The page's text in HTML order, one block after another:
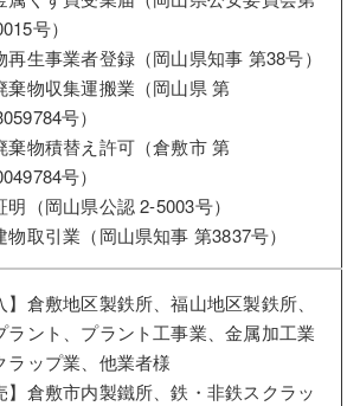
号）
再生事業者登録（岡山県知事 第38号）
棄物収集運搬業（岡山県 第
号）
棄物積替え許可（倉敷市 第
号）
明（岡山県公認 2-5003号）
物取引業（岡山県知事 第3837号）
】倉敷地区製鉄所、福山地区製鉄所、
ラント、プラント工事業、金属加工業
ラップ業、他業者様
】倉敷市内製鐵所、鉄・非鉄スクラッ